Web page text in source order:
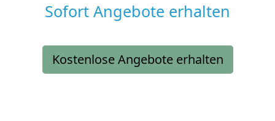
Sofort Angebote erhalten
Kostenlose Angebote erhalten